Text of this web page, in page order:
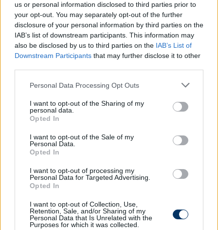
us or personal information disclosed to third parties prior to
your opt-out. You may separately opt-out of the further
disclosure of your personal information by third parties on the
IAB’s list of downstream participants. This information may
also be disclosed by us to third parties on the IAB’s List of
Downstream Participants that may further disclose it to other
Please note that this website/app uses one or more Google
not limited to your visit or usage behaviour. You may click to
grant or deny consent to Google and its third-party tags to
use your data for below specified purposes in below Google
consent section.
Personal Data Processing Opt Outs
I want to opt-out of the Sharing of my
personal data.
Opted In
I want to opt-out of the Sale of my
Personal Data.
Opted In
I want to opt-out of processing my
Personal Data for Targeted Advertising.
Opted In
I want to opt-out of Collection, Use,
Retention, Sale, and/or Sharing of my
Personal Data that Is Unrelated with the
Purposes for which it was collected.
Furcsaságok a pro licenc körül:
Különleges szabályok miatt dolgozhat
majd három edző is az NB I-ben - ezt
lépheti az MLSZ
végzettséggel, de az élvonalban is olyan szakember áll
elmondása szerint egy időben el is ment a kedve attól,
hogy jelentkezzen a tanfolyamra. Anomáliák,
furcsaságok a Pro licenc körül.
Elolvasom
Olvastad már?